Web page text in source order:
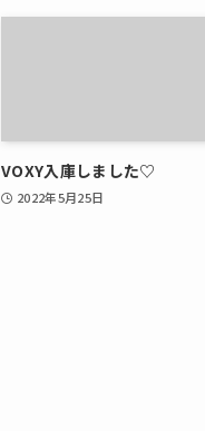
VOXY入庫しました♡
2022年5月25日